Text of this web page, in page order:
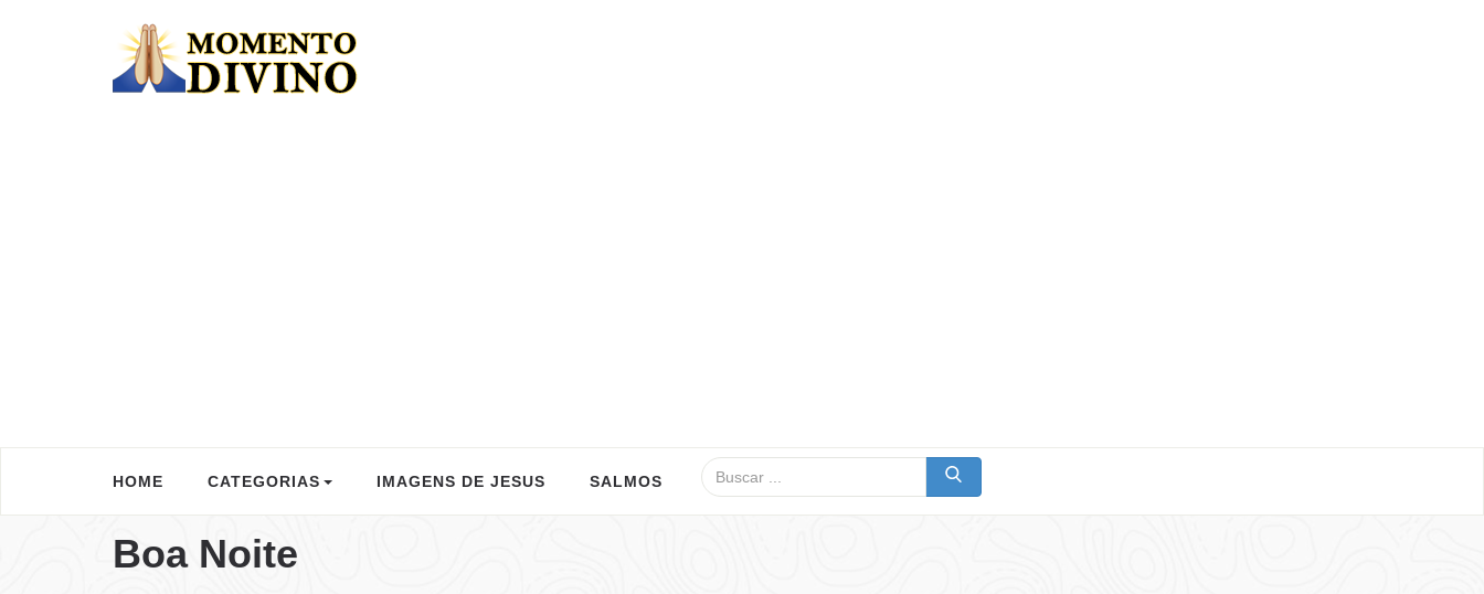
HOME CATEGORIAS IMAGENS DE JESUS SALMOS
Boa Noite